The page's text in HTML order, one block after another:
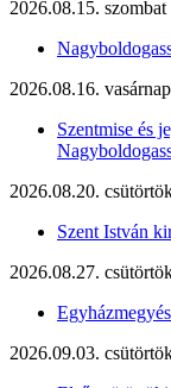
2026.08.15. szombat
2026.08.16. vasárnap
Szentmise és
2026.08.20.
Szent István
2026.08.27.
2026.09.03.